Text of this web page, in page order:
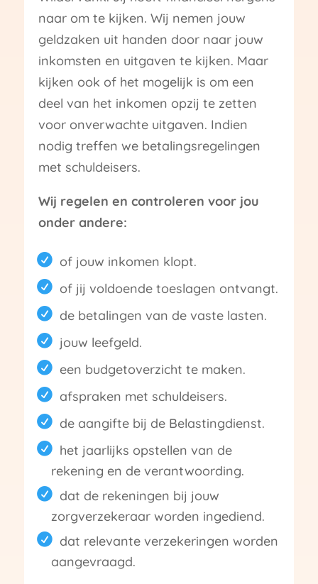
naar om te kijken. Wij nemen jouw
geldzaken uit handen door naar jouw
inkomsten en uitgaven te kijken. Maar
kijken ook of het mogelijk is om een
deel van het inkomen opzij te zetten
voor onverwachte uitgaven. Indien
nodig treffen we betalingsregelingen
met schuldeisers.
Wij regelen en controleren voor jou
onder andere:
of jouw inkomen klopt.
of jij voldoende toeslagen ontvangt.
de betalingen van de vaste lasten.
jouw leefgeld.
een budgetoverzicht te maken.
afspraken met schuldeisers.
de aangifte bij de Belastingdienst.
het jaarlijks opstellen van de
rekening en de verantwoording.
dat de rekeningen bij jouw
zorgverzekeraar worden ingediend.
dat relevante verzekeringen worden
aangevraagd.